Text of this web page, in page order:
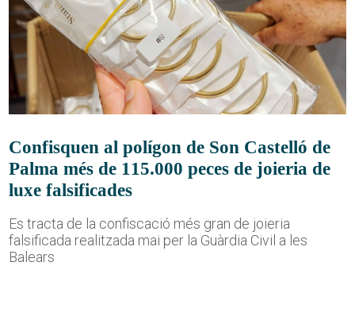
Confisquen al polígon de Son Castelló de
Palma més de 115.000 peces de joieria de
luxe falsificades
Es tracta de la confiscació més gran de joieria
falsificada realitzada mai per la Guàrdia Civil a les
Balears